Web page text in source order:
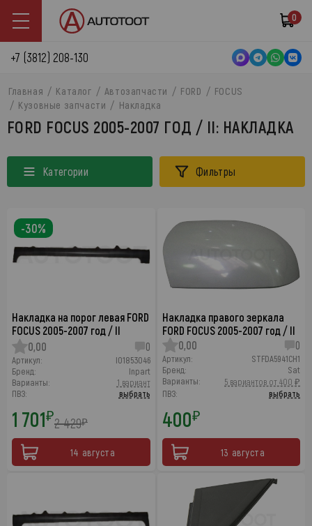
0
+7 (3812) 208-130
Главная Каталог Автозапчасти FORD
FOCUS
Кузовные запчасти
Накладка
FORD FOCUS 2005-2007 ГОД / II: НАКЛАДКА
Категории Фильтры
Накладка на порог левая FORD
FOCUS 2005-2007 год / II
0,00
0
Артикул:
I01853046
Бренд:
Inpart
Варианты:
1 вариант
ПВЗ:
выбрать
1 701₽2 429₽
14 августа
-30%
Накладка правого зеркала
FORD FOCUS 2005-2007 год / II
0,00
0
Артикул:
STFDA5941CH1
Бренд:
Sat
Варианты:
5 вариантов от 400 ₽
ПВЗ:
выбрать
400₽
13 августа